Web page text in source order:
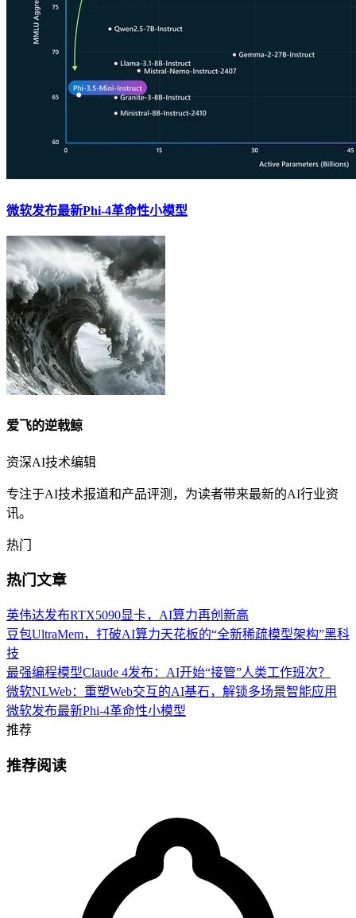
微软发布最新Phi-4革命性小模型
爱飞的逆戟鲸
资深AI技术编辑
专注于AI技术报道和产品评测，为读者带来最新的AI行业资
讯。
热门
热门文章
英伟达发布RTX5090显卡，AI算力再创新高
豆包UltraMem，打破AI算力天花板的“全新稀疏模型架构”黑科
技
最强编程模型Claude 4发布：AI开始“接管”人类工作班次？
微软NLWeb：重塑Web交互的AI基石，解锁多场景智能应用
微软发布最新Phi-4革命性小模型
推荐
推荐阅读